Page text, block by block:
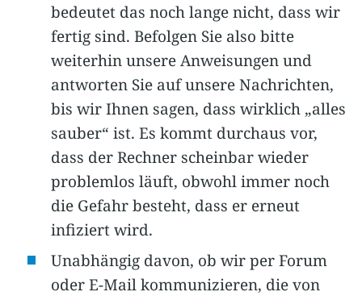
bedeutet das noch lange nicht, dass wir
fertig sind. Befolgen Sie also bitte
weiterhin unsere Anweisungen und
antworten Sie auf unsere Nachrichten,
bis wir Ihnen sagen, dass wirklich „alles
sauber“ ist. Es kommt durchaus vor,
dass der Rechner scheinbar wieder
problemlos läuft, obwohl immer noch
die Gefahr besteht, dass er erneut
infiziert wird.
Unabhängig davon, ob wir per Forum
oder E-Mail kommunizieren, die von